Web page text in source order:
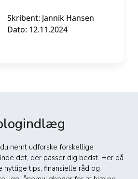
Skribent: Jannik Hansen
Dato: 12.11.2024
nemt udforske forskellige
det, der passer dig bedst. Her på
tips, finansielle råd og